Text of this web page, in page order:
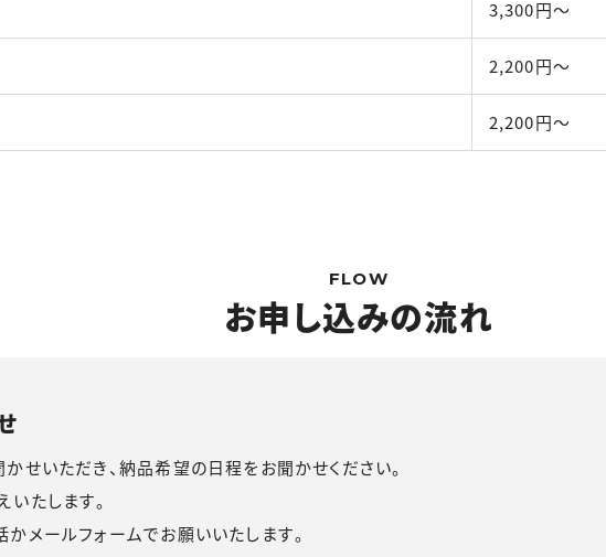
3,300円〜
2,200円〜
2,200円〜
FLOW
お申し込みの流れ
かせいただき、納品希望の日程をお聞かせください。
たします。
メールフォームでお願いいたします。